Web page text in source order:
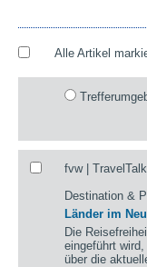
Alle Artikel
fvw |
Destination &
Länder im
Die
eingeführt
über die